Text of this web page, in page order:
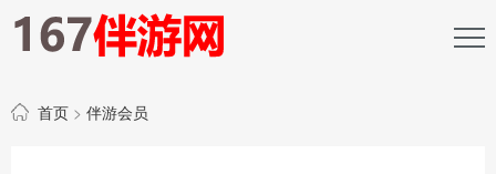
首页 > 伴游会员